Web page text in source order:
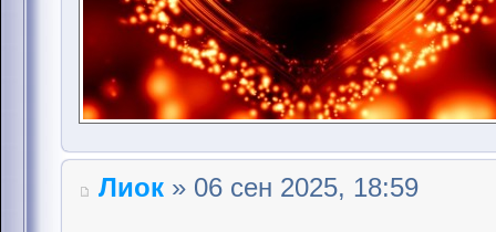
Лиок » 06 сен 2025, 18:59